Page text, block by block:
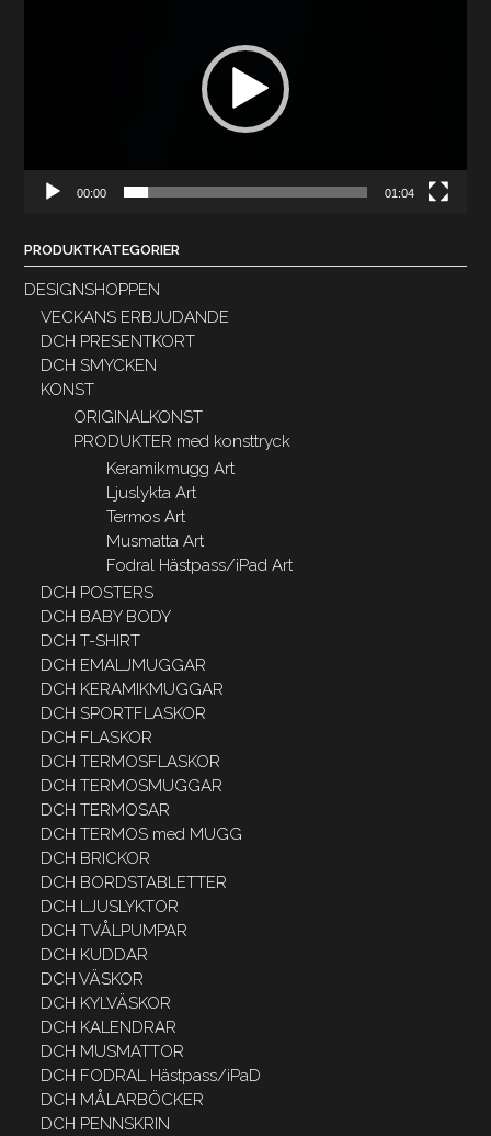
00:00 01:04
PRODUKTKATEGORIER
DESIGNSHOPPEN
VECKANS ERBJUDANDE
DCH PRESENTKORT
DCH SMYCKEN
KONST
ORIGINALKONST
PRODUKTER med konsttryck
Keramikmugg Art
Ljuslykta Art
Termos Art
Musmatta Art
Fodral Hästpass/iPad Art
DCH POSTERS
DCH BABY BODY
DCH T-SHIRT
DCH EMALJMUGGAR
DCH KERAMIKMUGGAR
DCH SPORTFLASKOR
DCH FLASKOR
DCH TERMOSFLASKOR
DCH TERMOSMUGGAR
DCH TERMOSAR
DCH TERMOS med MUGG
DCH BRICKOR
DCH BORDSTABLETTER
DCH LJUSLYKTOR
DCH TVÅLPUMPAR
DCH KUDDAR
DCH VÄSKOR
DCH KYLVÄSKOR
DCH KALENDRAR
DCH MUSMATTOR
DCH FODRAL Hästpass/iPaD
DCH MÅLARBÖCKER
DCH PENNSKRIN